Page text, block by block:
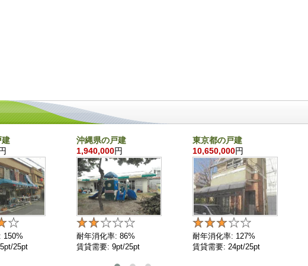
建
150%
25pt
沖縄県の戸建
1,940,000円
耐年消化率: 86%
賃貸需要: 9pt/25pt
東京都の戸建
10,650,000円
耐年消化率: 127%
賃貸需要: 24pt/25pt